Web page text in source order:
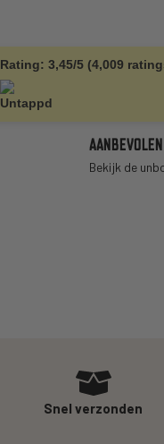
Rating: 3,45/5 (4,009
Bekijk de
Snel verzonden